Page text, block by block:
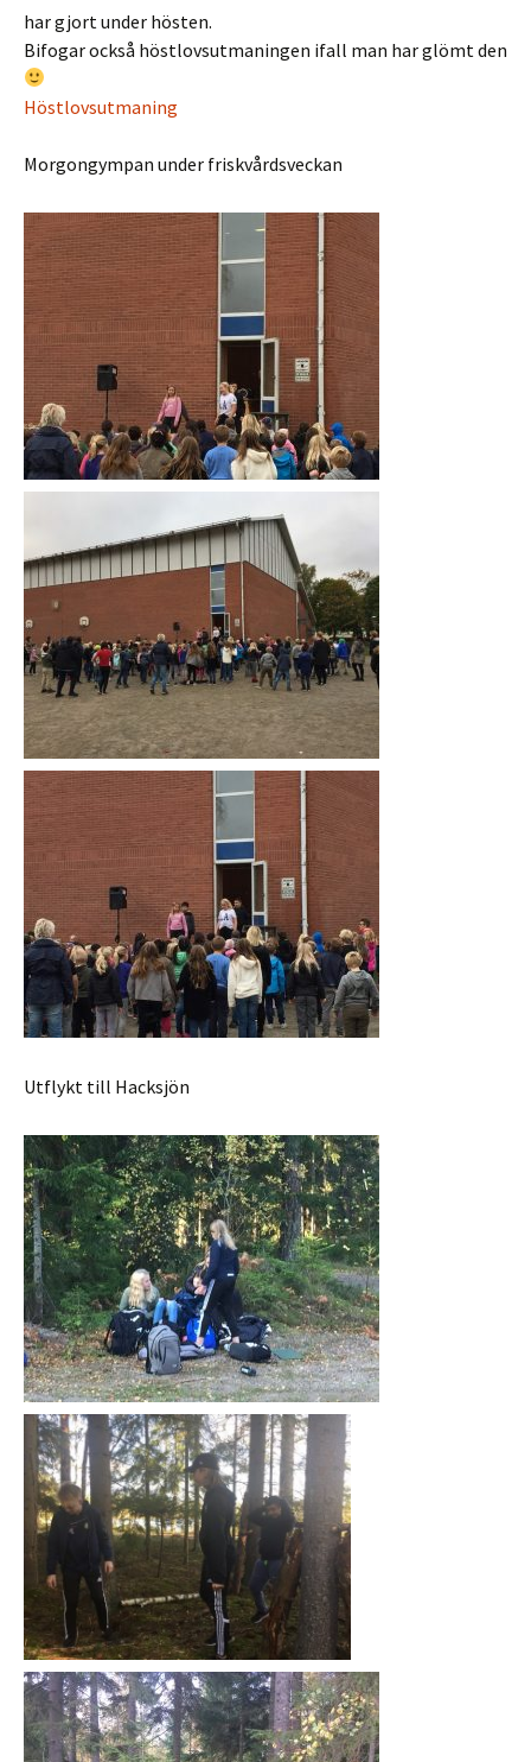
har gjort under hösten.
Bifogar också höstlovsutmaningen ifall man har glömt den
Höstlovsutmaning
Morgongympan under friskvårdsveckan
Utflykt till Hacksjön